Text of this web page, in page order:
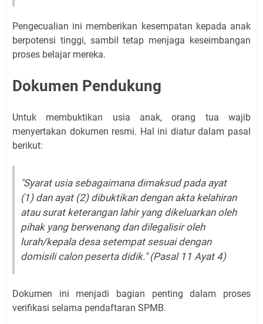
Pengecualian ini memberikan kesempatan kepada anak
berpotensi tinggi, sambil tetap menjaga keseimbangan
proses belajar mereka.
Dokumen Pendukung
Untuk membuktikan usia anak, orang tua wajib
menyertakan dokumen resmi. Hal ini diatur dalam pasal
berikut:
"Syarat usia sebagaimana dimaksud pada ayat
(1) dan ayat (2) dibuktikan dengan akta kelahiran
atau surat keterangan lahir yang dikeluarkan oleh
pihak yang berwenang dan dilegalisir oleh
lurah/kepala desa setempat sesuai dengan
domisili calon peserta didik." (Pasal 11 Ayat 4)
Dokumen ini menjadi bagian penting dalam proses
verifikasi selama pendaftaran SPMB.